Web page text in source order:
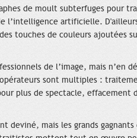
de moult subterfuges pour
l’intelligence artificielle.
touches de couleurs ajoutées
de l’image, mais n’en
sont multiples :
plus de spectacle, effacement
deviné, mais les grands